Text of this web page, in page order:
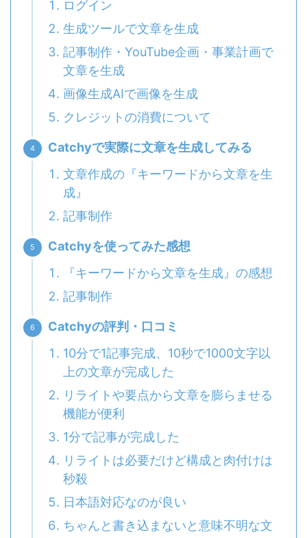
ログイン
生成ツールで文章を生成
記事制作・YouTube企画・事業計画で
文章を生成
画像生成AIで画像を生成
クレジットの消費について
Catchyで実際に文章を生成してみる
文章作成の『キーワードから文章を生
成』
記事制作
Catchyを使ってみた感想
『キーワードから文章を生成』の感想
記事制作
Catchyの評判・口コミ
10分で1記事完成、10秒で1000文字以
上の文章が完成した
リライトや要点から文章を膨らませる
機能が便利
1分で記事が完成した
リライトは必要だけど構成と肉付けは
秒殺
日本語対応なのが良い
ちゃんと書き込まないと意味不明な文